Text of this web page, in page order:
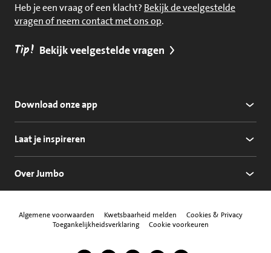
Heb je een vraag of een klacht? Bekijk de veelgestelde
vragen of neem contact met ons op.
Tip! Bekijk veelgestelde vragen
Download onze app
Laat je inspireren
Over Jumbo
Algemene voorwaarden Kwetsbaarheid melden
Cookies & Privacy
Toegankelijkheidsverklaring
Cookie voorkeuren